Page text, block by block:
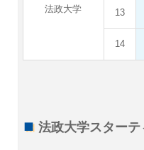
法政大学 13
14
法政大学スター